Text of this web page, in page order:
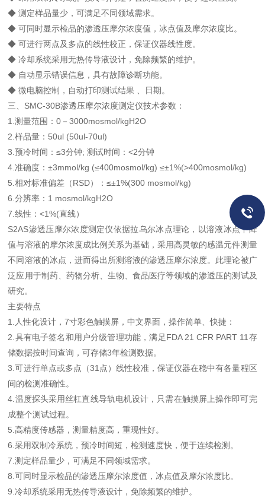
◆ 测定样品量少，可满足不同领域需求。
◆ 可同时显示检品的渗透压摩尔浓度值，冰点值及摩尔浓度比。
◆ 可进行两点及多点的线性校正，保证仪器线性度。
◆ 冷却系统采用无热传导液设计，免除频繁的维护。
◆ 自动显示错误信息，具有故障诊断功能。
◆ 微电脑控制，自动打印测试结果 、日期。
三、SMC-30B渗透压摩尔浓度测定仪技术参数：
1.测量范围：0－3000mosmol/kgH2O
2.样品量：50ul (50ul-70ul)
3.预冷时间：≤3分钟; 测试时间：<2分钟
4.准确度：±3mmol/kg (≤400mosmol/kg) ≤±1%(>400mosmol/kg)
5.相对标准偏差（RSD）：≤±1%(300 mosmol/kg)
6.分辨率：1 mosmol/kgH2O
7.线性：<1%(直线）
S2AS渗透压摩尔浓度测定仪依据拉乌尔冰点理论，以溶液冰点下降
值与溶液的摩尔浓度成比例关系为基础，采用高灵敏的感温元件测量
不同溶液的冰点，进而得出所测溶液的渗透压摩尔浓度。此理论被广
泛应用于制药、药物分析、生物、食品医疗等领域的渗透压的测试及
研究。
主要特点
1.人性化设计，7寸彩色触摸屏，中文界面，操作简单、快捷：
2.具有电子签名和用户分级管理功能，满足FDA 21 CFR PART 11存
储数据按时间查询，可存储3年检测数据。
3.可进行单点或多点（31点）线性校准，保证仪器在稳中有各量程区
间的检测准确性。
4.温度探头采用丝杠直线导轨电机设计，只需在触摸屏上操作即可完
成整个测试过程。
5.高精度传感器，测量精度高，重现性好。
6.采用双制冷系统，预冷时间短，检测速度快，便于连续检测。
7.测定样品量少，可满足不同领域需求。
8.可同时显示检品的渗透压摩尔浓度值，冰点值及摩尔浓度比。
9.冷却系统采用无热传导液设计，免除频繁的维护。